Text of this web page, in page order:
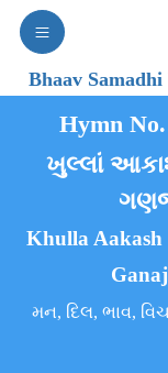
Bhaav
Hymn
ખુલ્લાં
Khulla
મન, દિલ, ભાવ,